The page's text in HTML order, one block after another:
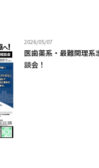
2026/05/07
医歯薬系・最難関理系
談会！